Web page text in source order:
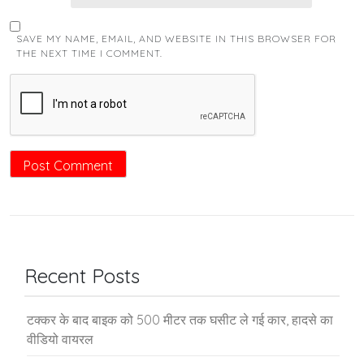
SAVE MY NAME, EMAIL, AND WEBSITE IN THIS BROWSER FOR
THE NEXT TIME I COMMENT.
Recent Posts
टक्कर के बाद बाइक को 500 मीटर तक घसीट ले गई कार, हादसे का
वीडियो वायरल